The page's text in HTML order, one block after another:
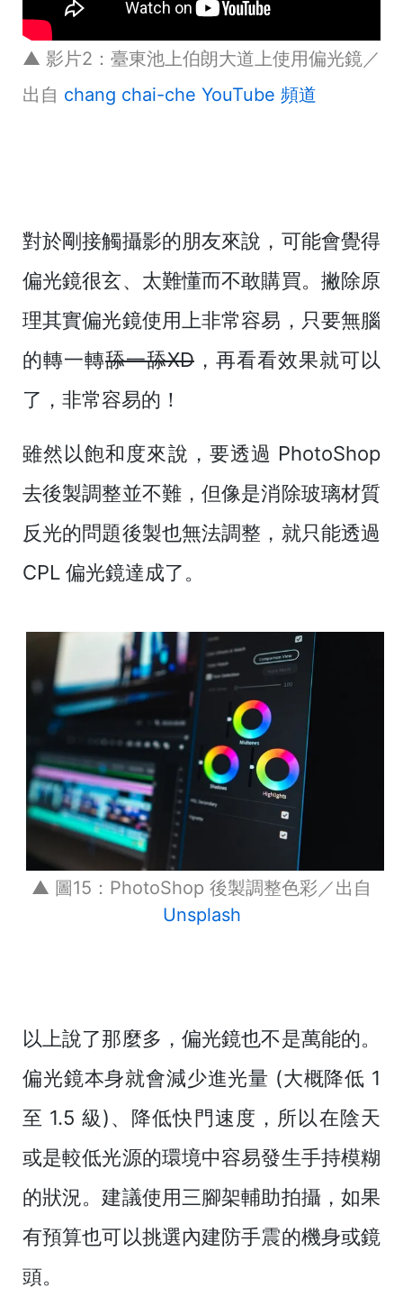
▲ 影片2：臺東池上伯朗大道上使用偏光鏡／
出自 chang chai-che YouTube 頻道
對於剛接觸攝影的朋友來說，可能會覺得
偏光鏡很玄、太難懂而不敢購買。撇除原
理其實偏光鏡使用上非常容易，只要無腦
的轉一轉舔一舔XD ，再看看效果就可以
了，非常容易的！
雖然以飽和度來說，要透過 PhotoShop
去後製調整並不難，但像是消除玻璃材質
反光的問題後製也無法調整，就只能透過
CPL 偏光鏡達成了。
▲ 圖15：PhotoShop 後製調整色彩／出自
Unsplash
以上說了那麼多，偏光鏡也不是萬能的。
偏光鏡本身就會減少進光量 (大概降低 1
至 1.5 級)、降低快門速度，所以在陰天
或是較低光源的環境中容易發生手持模糊
的狀況。建議使用三腳架輔助拍攝，如果
有預算也可以挑選內建防手震的機身或鏡
頭。